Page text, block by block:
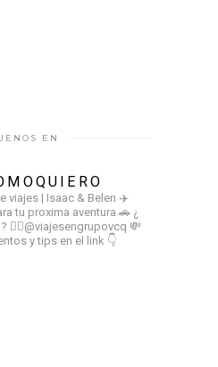
EN
viajes | Isaac & Belen ✈️
tu proxima aventura 🚗 ¿
👉🏻@viajesengrupovcq 💸
y tips en el link 👇